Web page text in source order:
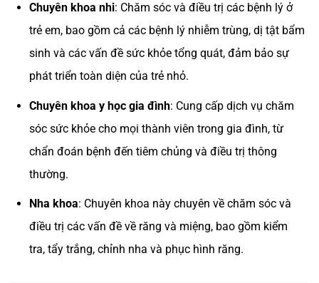
Chuyên khoa nhi: Chăm sóc và điều trị các bệnh lý ở
trẻ em, bao gồm cả các bệnh lý nhiễm trùng, dị tật bẩm
sinh và các vấn đề sức khỏe tổng quát, đảm bảo sự
phát triển toàn diện của trẻ nhỏ.
Chuyên khoa y học gia đình: Cung cấp dịch vụ chăm
sóc sức khỏe cho mọi thành viên trong gia đình, từ
chẩn đoán bệnh đến tiêm chủng và điều trị thông
thường.
Nha khoa: Chuyên khoa này chuyên về chăm sóc và
điều trị các vấn đề về răng và miệng, bao gồm kiểm
tra, tẩy trắng, chỉnh nha và phục hình răng.